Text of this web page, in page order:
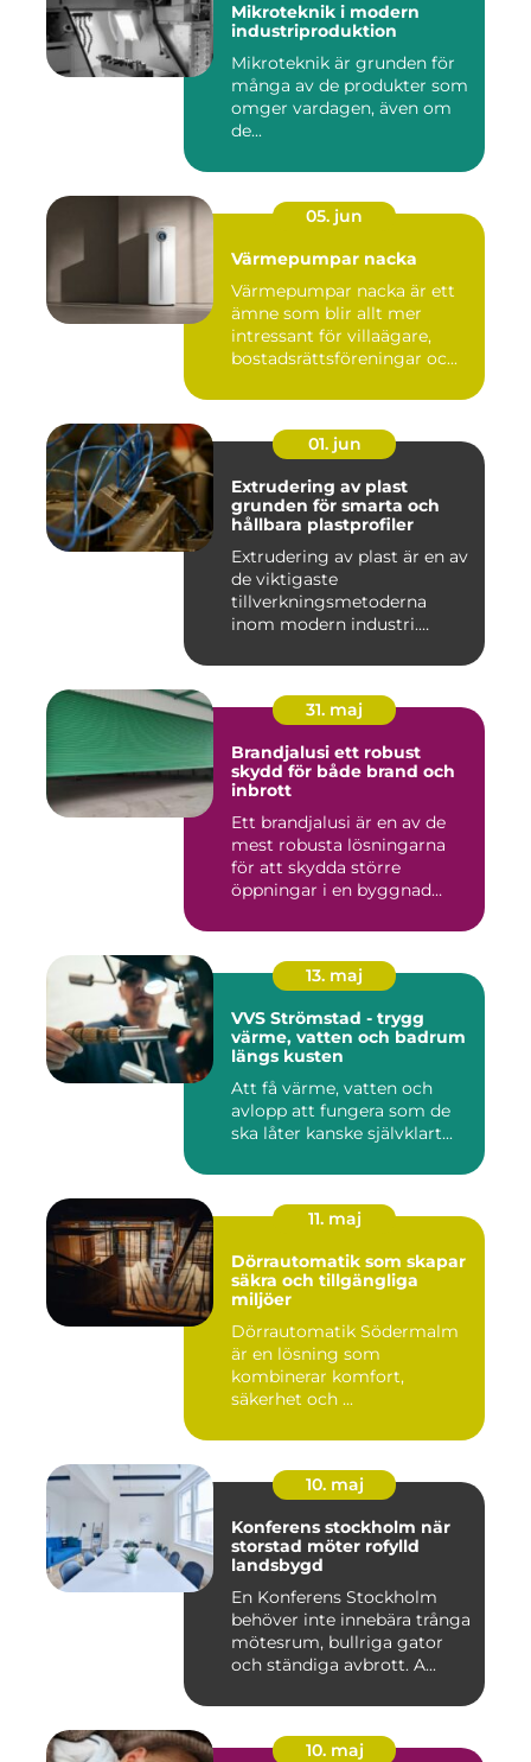
Mikroteknik i modern
industriproduktion
Mikroteknik är grunden för
många av de produkter som
omger vardagen, även om
de...
05. jun
Värmepumpar nacka
Värmepumpar nacka är ett
ämne som blir allt mer
intressant för villaägare,
bostadsrättsföreningar oc...
01. jun
Extrudering av plast
grunden för smarta och
hållbara plastprofiler
Extrudering av plast är en av
de viktigaste
tillverkningsmetoderna
inom modern industri.
31. maj
Brandjalusi ett robust
skydd för både brand och
inbrott
Ett brandjalusi är en av de
mest robusta lösningarna
för att skydda större
öppningar i en byggnad
13. maj
VVS Strömstad - trygg
värme, vatten och badrum
längs kusten
Att få värme, vatten och
avlopp att fungera som de
ska låter kanske självklart...
11. maj
Dörrautomatik som skapar
säkra och tillgängliga
miljöer
Dörrautomatik Södermalm
är en lösning som
kombinerar komfort,
säkerhet och ...
10. maj
Konferens stockholm när
storstad möter rofylld
landsbygd
En Konferens Stockholm
behöver inte innebära trånga
mötesrum, bullriga gator
och ständiga avbrott. A...
10. maj